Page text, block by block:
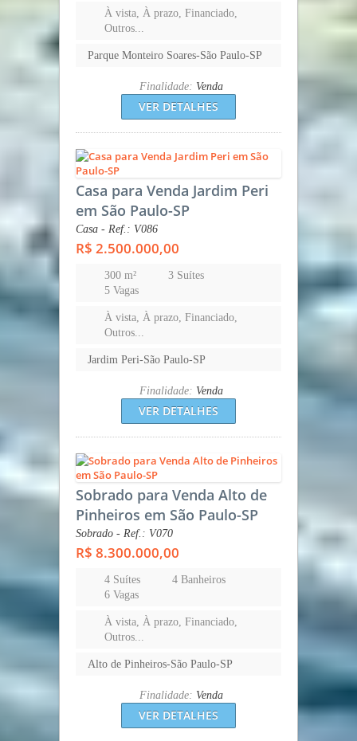
À vista, À prazo, Financiado,
Outros...
Parque Monteiro Soares-São Paulo-SP
Finalidade: Venda
VER DETALHES
Casa para Venda Jardim Peri
em São Paulo-SP
Casa - Ref.: V086
R$ 2.500.000,00
300 m²
3 Suítes
5 Vagas
À vista, À prazo, Financiado,
Outros...
Jardim Peri-São Paulo-SP
Finalidade: Venda
VER DETALHES
Sobrado para Venda Alto de
Pinheiros em São Paulo-SP
Sobrado - Ref.: V070
R$ 8.300.000,00
4 Suítes
4 Banheiros
6 Vagas
À vista, À prazo, Financiado,
Outros...
Alto de Pinheiros-São Paulo-SP
Finalidade: Venda
VER DETALHES